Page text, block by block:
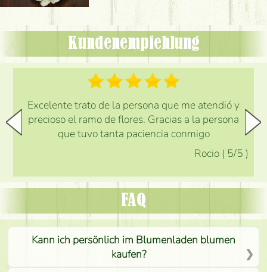
Kundenempfehlung
Excelente trato de la persona que me atendió y
precioso el ramo de flores. Gracias a la persona
que tuvo tanta paciencia conmigo
Rocio ( 5/5 )
FAQ
Kann ich persönlich im Blumenladen blumen
kaufen?